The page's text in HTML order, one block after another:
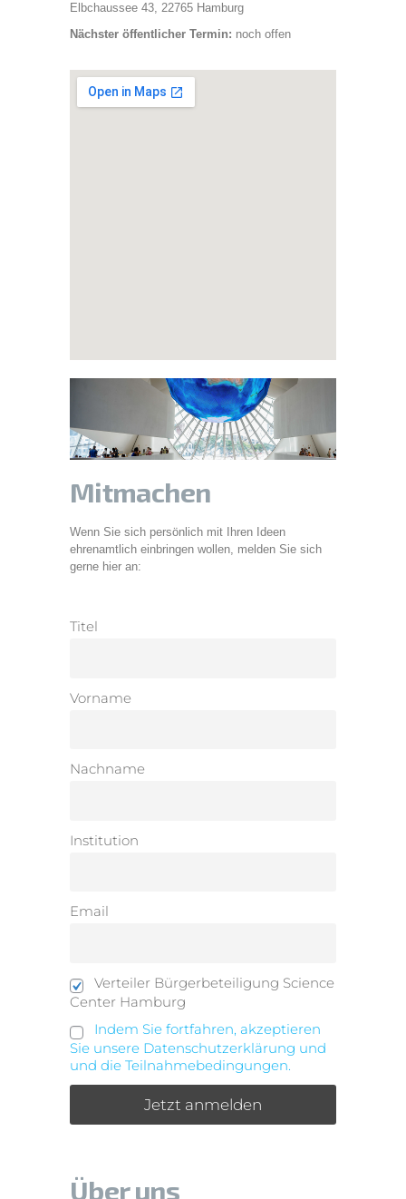
Elbchaussee 43, 22765 Hamburg
Nächster öffentlicher Termin: noch offen
Mitmachen
Wenn Sie sich persönlich mit Ihren Ideen
ehrenamtlich einbringen wollen, melden Sie sich
gerne hier an:
Titel
Vorname
Nachname
Institution
Email
Verteiler Bürgerbeteiligung Science
Center Hamburg
Indem Sie fortfahren, akzeptieren
Sie unsere Datenschutzerklärung und
und die Teilnahmebedingungen.
Über uns